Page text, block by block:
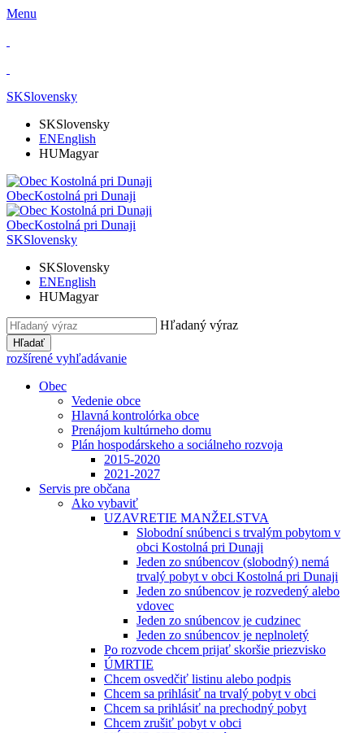
Menu
SKSlovensky
SKSlovensky
ENEnglish
HUMagyar
ObecKostolná pri Dunaji
ObecKostolná pri Dunaji
SKSlovensky
SKSlovensky
ENEnglish
HUMagyar
Hľadaný výraz
Hľadať
rozšírené vyhľadávanie
Obec
Vedenie obce
Hlavná kontrolórka obce
Prenájom kultúrneho domu
Plán hospodárskeho a sociálneho rozvoja
2015-2020
2021-2027
Servis pre občana
Ako vybaviť
UZAVRETIE MANŽELSTVA
Slobodní snúbenci s trvalým pobytom v
obci Kostolná pri Dunaji
Jeden zo snúbencov (slobodný) nemá
trvalý pobyt v obci Kostolná pri Dunaji
Jeden zo snúbencov je rozvedený alebo
vdovec
Jeden zo snúbencov je cudzinec
Jeden zo snúbencov je neplnoletý
Po rozvode chcem prijať skoršie priezvisko
ÚMRTIE
Chcem osvedčiť listinu alebo podpis
Chcem sa prihlásiť na trvalý pobyt v obci
Chcem sa prihlásiť na prechodný pobyt
Chcem zrušiť pobyt v obci